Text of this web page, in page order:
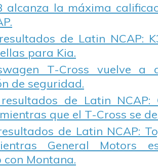
alcanza la máxima
de Latin NCAP:
para Kia.
T-Cross vuelve a
de seguridad.
de Latin NCAP:
que el T-Cross se
de Latin NCAP:
General Motors
con Montana.